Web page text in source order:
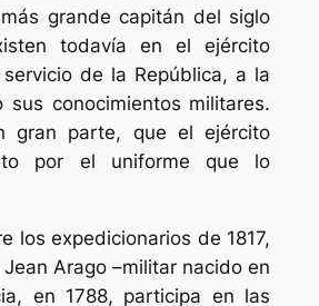
grande capitán del siglo
todavía en el ejército
de la República, a la
sus conocimientos militares.
gran parte, que el ejército
por el uniforme que lo
los expedicionarios de 1817,
Arago –militar nacido en
en 1788, participa en las